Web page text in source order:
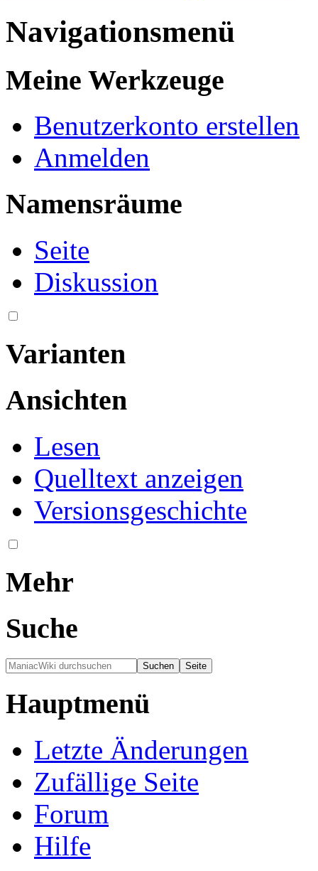
Navigationsmenü
Meine Werkzeuge
Benutzerkonto erstellen
Anmelden
Namensräume
Seite
Diskussion
Varianten
Ansichten
Lesen
Quelltext anzeigen
Versionsgeschichte
Mehr
Suche
Hauptmenü
Letzte Änderungen
Zufällige Seite
Forum
Hilfe